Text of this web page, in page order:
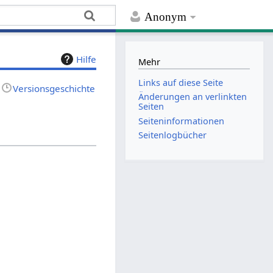
Anonym
Hilfe
Versionsgeschichte
Mehr
Links auf diese Seite
Änderungen an verlinkten
Seiten
Seiten­­informationen
Seitenlogbücher